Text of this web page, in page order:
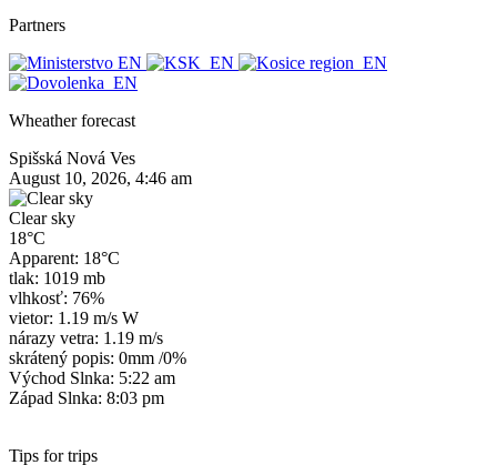
Partners
Wheather forecast
Spišská Nová Ves
August 10, 2026, 4:46 am
Clear sky
18°C
Apparent: 18°C
tlak: 1019 mb
vlhkosť: 76%
vietor: 1.19 m/s W
nárazy vetra: 1.19 m/s
skrátený popis: 0mm /0%
Východ Slnka: 5:22 am
Západ Slnka: 8:03 pm
Tips for trips